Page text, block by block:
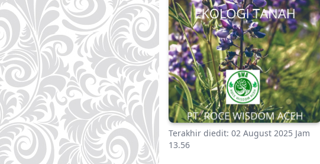
Terakhir diedit: 02 August 2025 Jam
13.56